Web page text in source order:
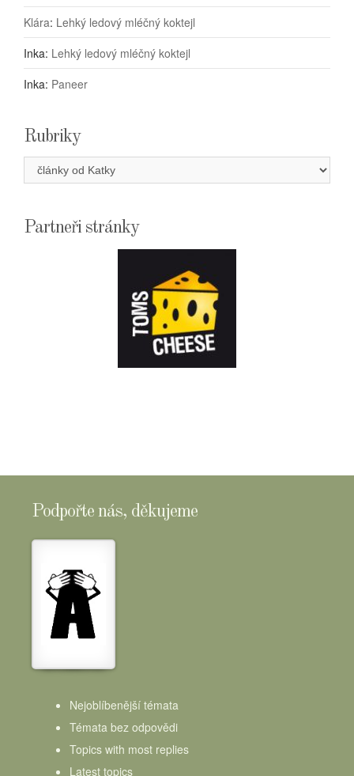
Klára: Lehký ledový mléčný koktejl
Inka: Lehký ledový mléčný koktejl
Inka: Paneer
Rubriky
Rubriky
Partneři stránky
Podpořte nás, děkujeme
Nejoblíbenější témata
Témata bez odpovědi
Topics with most replies
Latest topics